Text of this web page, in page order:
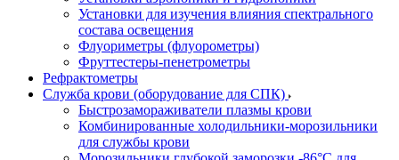
Установки для изучения влияния спектрального
состава освещения
Флуориметры (флуорометры)
Фруттестеры-пенетрометры
Рефрактометры
Служба крови (оборудование для СПК)
Быстрозамораживатели плазмы крови
Комбинированные холодильники-морозильники
для службы крови